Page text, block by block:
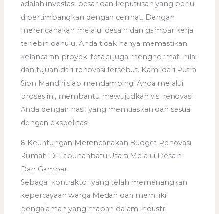
adalah investasi besar dan keputusan yang perlu
dipertimbangkan dengan cermat. Dengan
merencanakan melalui desain dan gambar kerja
terlebih dahulu, Anda tidak hanya memastikan
kelancaran proyek, tetapi juga menghormati nilai
dan tujuan dari renovasi tersebut. Kami dari Putra
Sion Mandiri siap mendampingi Anda melalui
proses ini, membantu mewujudkan visi renovasi
Anda dengan hasil yang memuaskan dan sesuai
dengan ekspektasi.
8 Keuntungan Merencanakan Budget Renovasi
Rumah Di Labuhanbatu Utara Melalui Desain
Dan Gambar
Sebagai kontraktor yang telah memenangkan
kepercayaan warga Medan dan memiliki
pengalaman yang mapan dalam industri